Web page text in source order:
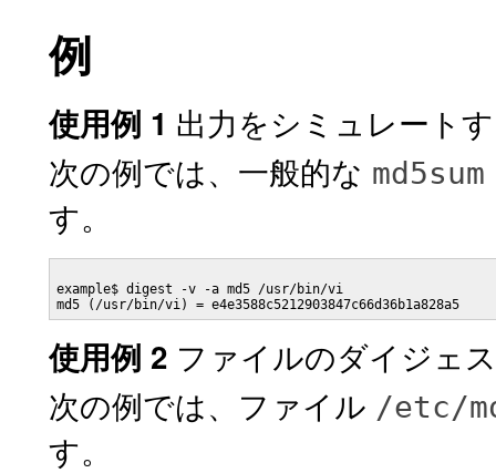
例
使用例 1 出力をシミュレート
次の例では、一般的な md5sum
す。
example$ digest -v -a md5 /usr/bin/vi
md5 (/usr/bin/vi) = e4e3588c5212903847c66d36b1a828a5
使用例 2 ファイルのダイジェ
次の例では、ファイル /etc/
す。